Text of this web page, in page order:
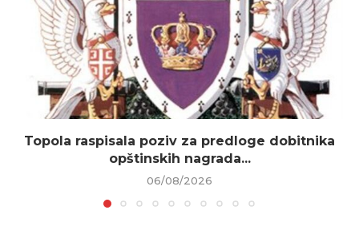
Topola raspisala poziv za predloge dobitnika
opštinskih nagrada...
06/08/2026